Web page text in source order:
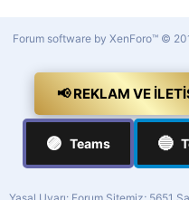
Forum software by XenForo™ ©
📢 REKLAM VE
🟣 Teams 🔵